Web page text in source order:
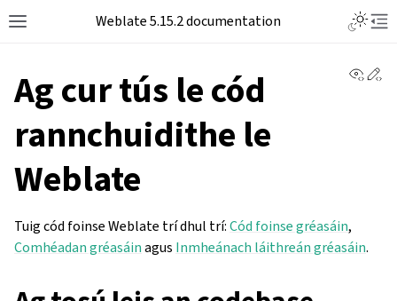
Weblate 5.15.2 documentation
Ag cur tús le cód
rannchuidithe le
Weblate
Tuig cód foinse Weblate trí dhul trí:Cód foinse gréasáin,
Comhéadan gréasáinagus Inmheánach láithreán gréasáin.